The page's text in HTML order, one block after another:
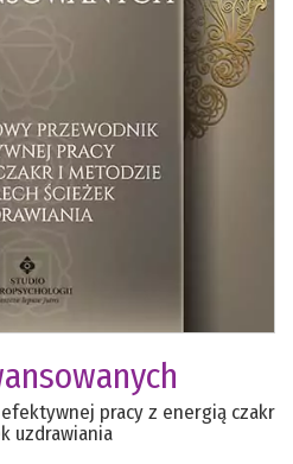
pracy z energią czakr
uzdrawiania